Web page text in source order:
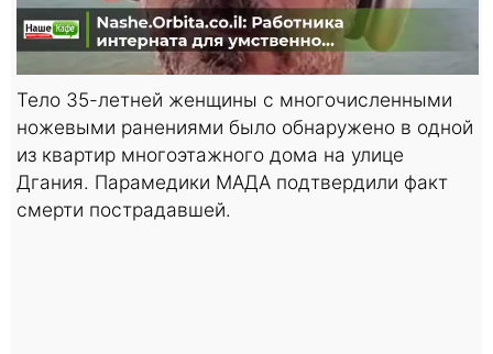
Тело 35-летней женщины с многочисленными
ножевыми ранениями было обнаружено в одной
из квартир многоэтажного дома на улице
Дгания. Парамедики МАДА подтвердили факт
смерти пострадавшей.